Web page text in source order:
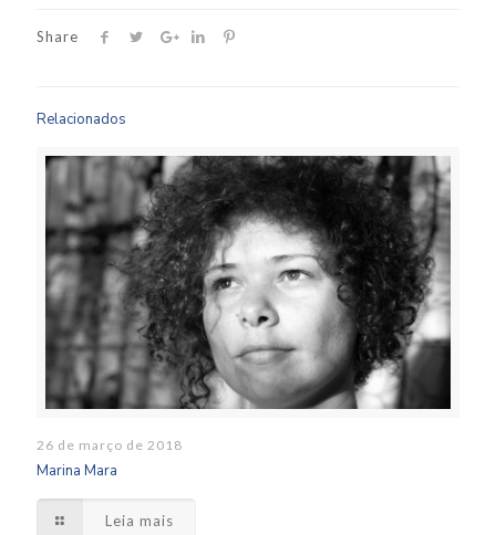
Share
Relacionados
26 de março de 2018
Marina Mara
Leia mais